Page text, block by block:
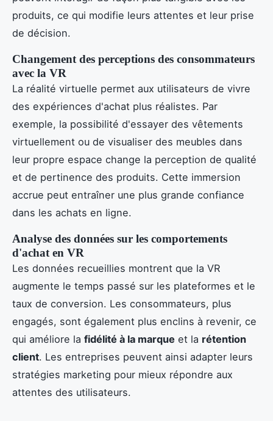
produits, ce qui modifie leurs attentes et leur prise
de décision.
Changement des perceptions des consommateurs
avec la VR
La réalité virtuelle permet aux utilisateurs de vivre
des expériences d'achat plus réalistes. Par
exemple, la possibilité d'essayer des vêtements
virtuellement ou de visualiser des meubles dans
leur propre espace change la perception de qualité
et de pertinence des produits. Cette immersion
accrue peut entraîner une plus grande confiance
dans les achats en ligne.
Analyse des données sur les comportements
d'achat en VR
Les données recueillies montrent que la VR
augmente le temps passé sur les plateformes et le
taux de conversion. Les consommateurs, plus
engagés, sont également plus enclins à revenir, ce
qui améliore la fidélité à la marque et la rétention
client. Les entreprises peuvent ainsi adapter leurs
stratégies marketing pour mieux répondre aux
attentes des utilisateurs.